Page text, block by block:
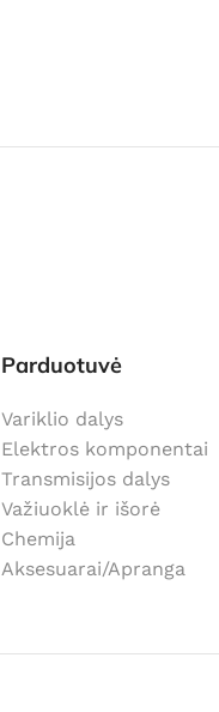
Parduotuvė
Variklio dalys
Elektros komponentai
Transmisijos dalys
Važiuoklė ir išorė
Chemija
Aksesuarai/Apranga